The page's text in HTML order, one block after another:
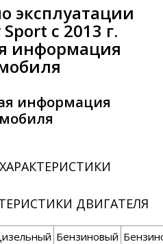
эксплуатации
с 2013 г.
информация
информация
ДВИГАТЕЛЯ
Бензиновый